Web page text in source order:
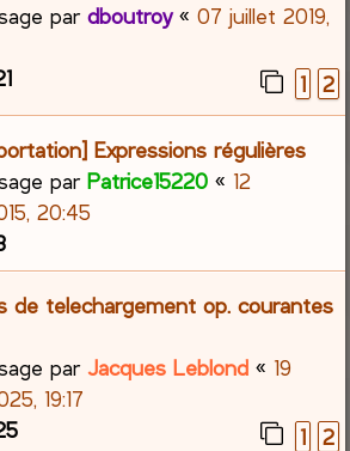
pardboutroy«07 juillet 2019,
1 2
Expressions régulières
parPatrice15220 « 12
20:45
de telechargement op. courantes
parJacques Leblond « 19
19:17
1 2